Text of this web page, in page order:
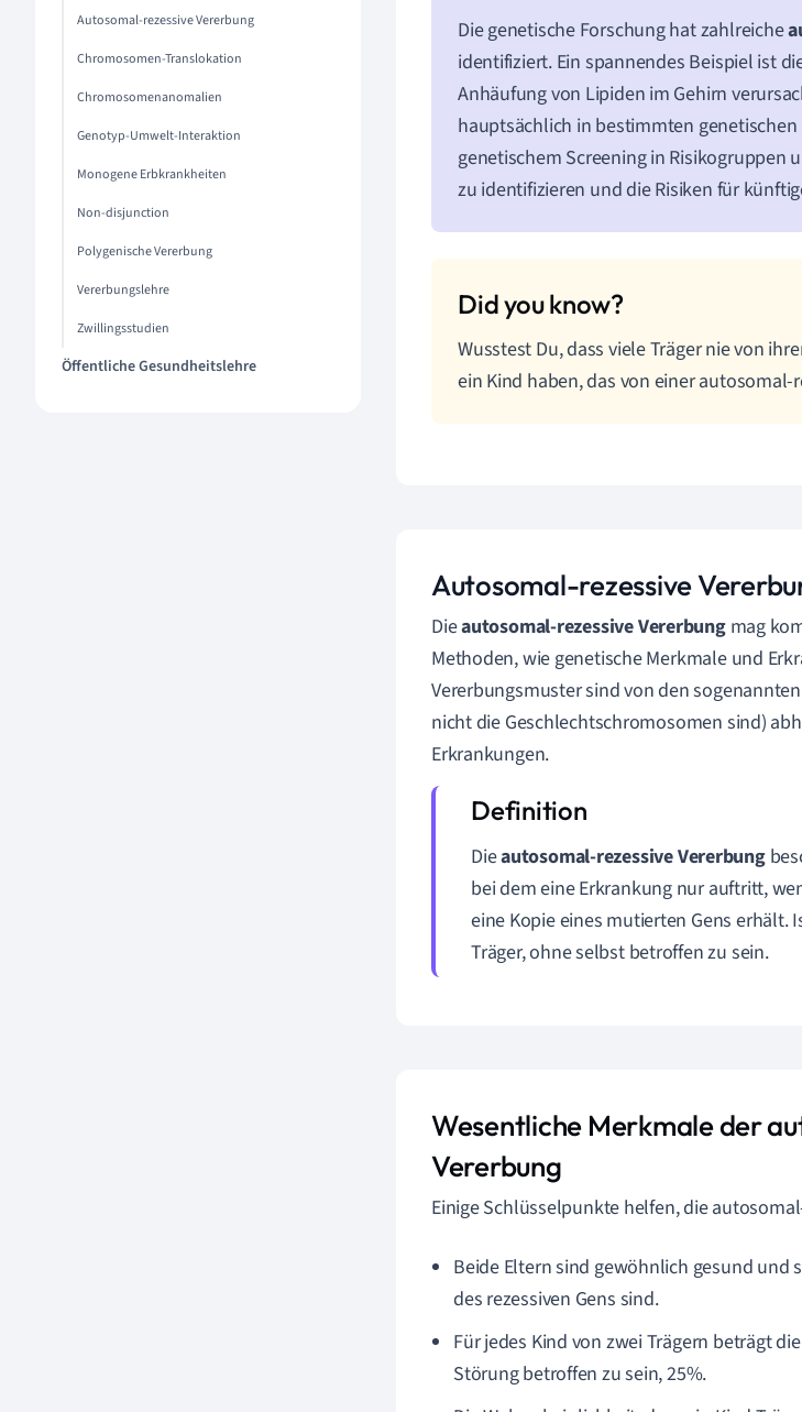
Autosomal-rezessive Vererbung
Chromosomen-Translokation
Chromosomenanomalien
Genotyp-Umwelt-Interaktion
Monogene Erbkrankheiten
Non-disjunction
Polygenische Vererbung
Vererbungslehre
Zwillingsstudien
Öffentliche Gesundheitslehre
Die genetische Forschung hat zahlreiche
identifiziert. Ein spannendes Beispiel ist
Anhäufung von Lipiden im Gehirn
hauptsächlich in bestimmten
genetischem Screening in Risikogruppen
zu identifizieren und die Risiken für
Wusstest Du, dass viele Träger nie von
ein Kind haben, das von einer
Autosomal-rezessive
Dieautosomal-rezessive Vererbungmag
Methoden, wie genetische Merkmale und
Vererbungsmuster sind von den
nicht die Geschlechtschromosomen sind)
Erkrankungen.
Dieautosomal-rezessive Vererbung
bei dem eine Erkrankung nur auftritt,
eine Kopie eines mutierten Gens erhält.
Träger, ohne selbst betroffen zu sein.
Wesentliche Merkmale der
Vererbung
Einige Schlüsselpunkte helfen, die
Beide Eltern sind gewöhnlich gesund und
des rezessiven Gens sind.
Für jedes Kind von zwei Trägern beträgt
Störung betroffen zu sein, 25%.